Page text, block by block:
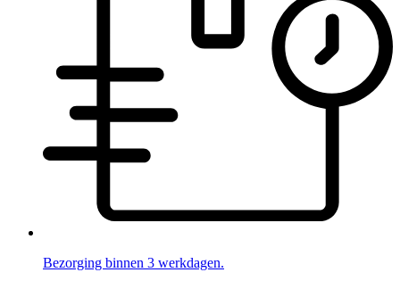
Bezorging binnen 3 werkdagen.